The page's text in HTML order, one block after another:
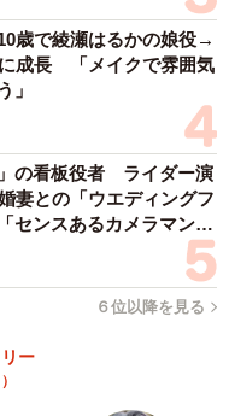
歳で綾瀬はるかの娘役→
成長 「メイクで雰囲気
」
の看板役者 ライダー演
妻との「ウエディングフ
センスあるカメラマン求
６位以降を見る
ー